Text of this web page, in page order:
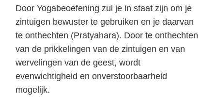
Door Yogabeoefening zul je in staat zijn om je
zintuigen bewuster te gebruiken en je daarvan
te onthechten (Pratyahara). Door te onthechten
van de prikkelingen van de zintuigen en van
wervelingen van de geest, wordt
evenwichtigheid en onverstoorbaarheid
mogelijk.